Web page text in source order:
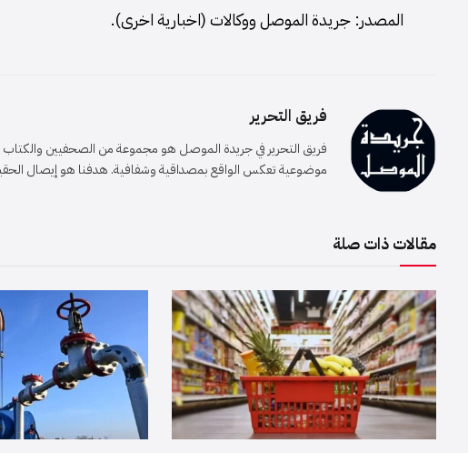
المصدر: جريدة الموصل ووكالات (اخبارية اخرى).
فريق التحرير
فريق التحرير في جريدة الموصل هو مجموعة من الصحفيين والكتاب
موضوعية تعكس الواقع بمصداقية وشفافية. هدفنا هو إيصال
مقالات ذات صلة